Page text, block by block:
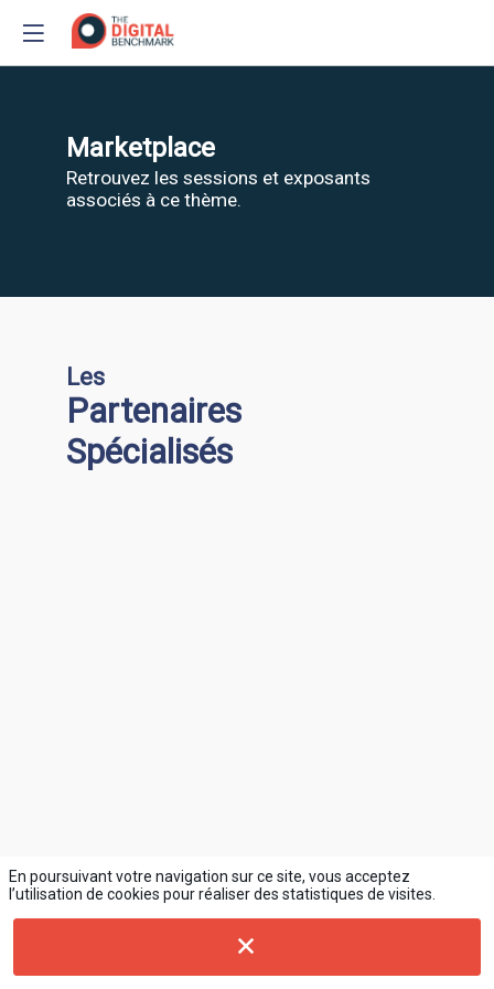
Marketplace
Retrouvez les sessions et exposants
associés à ce thème.
Les
Partenaires
Spécialisés
En poursuivant votre navigation sur ce site, vous acceptez
l’utilisation de cookies pour réaliser des statistiques de visites.